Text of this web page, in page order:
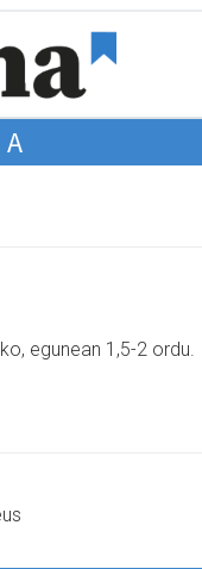
egunean 1,5-2 ordu.